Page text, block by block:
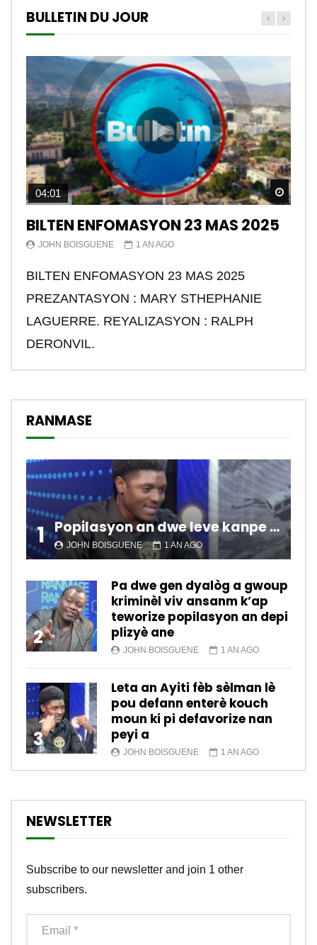
BULLETIN DU JOUR
04:01
BILTEN ENFOMASYON 23 MAS 2025
JOHN BOISGUENE 1 AN AGO
BILTEN ENFOMASYON 23 MAS 2025
PREZANTASYON : MARY STHEPHANIE
LAGUERRE. REYALIZASYON : RALPH
DERONVIL.
RANMASE
1 Popilasyon an dwe leve kanpe pou chanje sitiyasyon kawotik l’ap viv nan peyi a.
JOHN BOISGUENE 1 AN AGO
2
Pa dwe gen dyalòg a gwoup
kriminèl viv ansanm k’ap
teworize popilasyon an depi
plizyè ane
JOHN BOISGUENE 1 AN AGO
3
Leta an Ayiti fèb sèlman lè
pou defann enterè kouch
moun ki pi defavorize nan
peyi a
JOHN BOISGUENE 1 AN AGO
NEWSLETTER
Subscribe to our newsletter and join 1 other
subscribers.